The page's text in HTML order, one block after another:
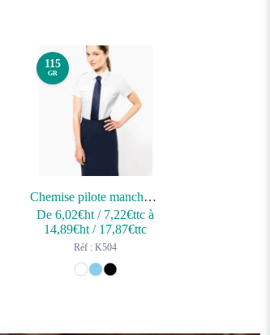
115
GR
Chemise pilote manches courtes femme
De6,02€ht / 7,22€ttc à
14,89€ht / 17,87€ttc
Réf : K504